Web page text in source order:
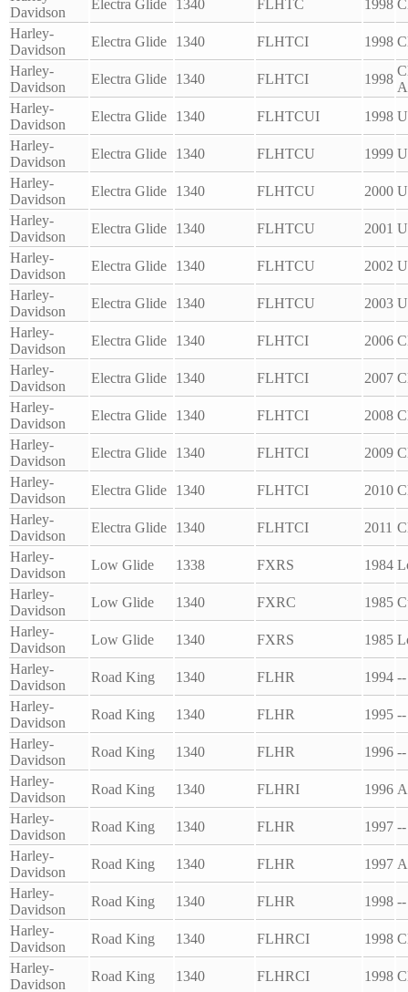
Davidson
Electra Glide 1340 FLHTC 1998
Harley-
Davidson
Electra Glide 1340 FLHTCI 1998
Harley-
Davidson
Electra Glide 1340 FLHTCI 1998
Harley-
Davidson
Electra Glide 1340 FLHTCUI 1998
Harley-
Davidson
Electra Glide 1340 FLHTCU 1999
Harley-
Davidson
Electra Glide 1340 FLHTCU 2000
Harley-
Davidson
Electra Glide 1340 FLHTCU 2001
Harley-
Davidson
Electra Glide 1340 FLHTCU 2002
Harley-
Davidson
Electra Glide 1340 FLHTCU 2003
Harley-
Davidson
Electra Glide 1340 FLHTCI 2006
Harley-
Davidson
Electra Glide 1340 FLHTCI 2007
Harley-
Davidson
Electra Glide 1340 FLHTCI 2008
Harley-
Davidson
Electra Glide 1340 FLHTCI 2009
Harley-
Davidson
Electra Glide 1340 FLHTCI 2010
Harley-
Davidson
Electra Glide 1340 FLHTCI 2011
Harley-
Davidson
Low Glide 1338 FXRS 1984
Harley-
Davidson
Low Glide 1340 FXRC 1985
Harley-
Davidson
Low Glide 1340 FXRS 1985
Harley-
Davidson
Road King 1340 FLHR 1994 --
Harley-
Davidson
Road King 1340 FLHR 1995 --
Harley-
Davidson
Road King 1340 FLHR 1996 --
Harley-
Davidson
Road King 1340 FLHRI 1996
Harley-
Davidson
Road King 1340 FLHR 1997 --
Harley-
Davidson
Road King 1340 FLHR 1997
Harley-
Davidson
Road King 1340 FLHR 1998 --
Harley-
Davidson
Road King 1340 FLHRCI 1998
Harley-
Davidson
Road King 1340 FLHRCI 1998